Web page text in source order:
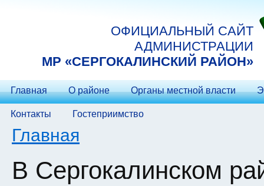
ОФИЦИАЛЬНЫЙ САЙТ
АДМИНИСТРАЦИИ
МP «СЕРГОКАЛИНСКИЙ РАЙОН»
Главная О районе Органы местной власти
Контакты Гостеприимство
Вы здесь
Главная
В Сергокалинском